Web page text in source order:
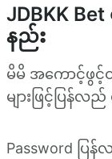
JDBKK
နည်း
မိမိ အကောင့်ဖွ
များဖြင့်ပြန်
Password ပ